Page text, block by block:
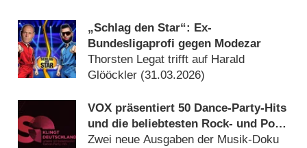
„Schlag den Star“: Ex-
Bundesligaprofi gegen Modezar
Thorsten Legat trifft auf Harald
Glööckler (31.03.2026)
VOX präsentiert 50 Dance-Party-Hits
und die beliebtesten Rock- und Pop-
Bands
Zwei neue Ausgaben der Musik-Doku